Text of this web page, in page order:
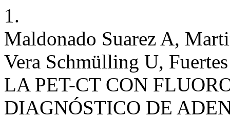
1.
Maldonado Suarez A,
Vera Schmülling U,
LA PET-CT CON
DIAGNÓSTICO DE